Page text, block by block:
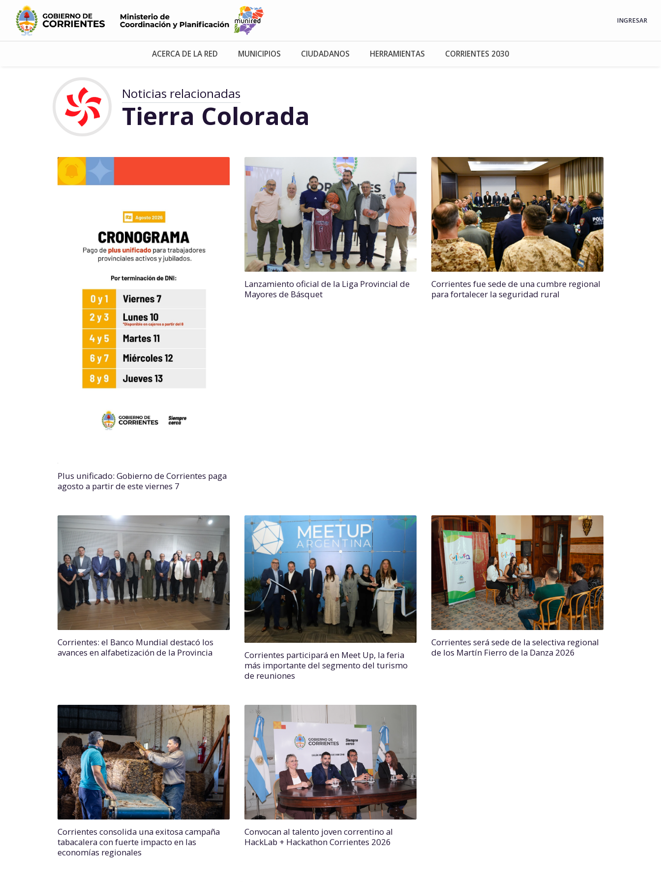
INGRESAR
ACERCA DE LA RED MUNICIPIOS CIUDADANOS HERRAMIENTAS CORRIENTES 2030
Noticias relacionadas
Tierra Colorada
Plus unificado: Gobierno de Corrientes paga
agosto a partir de este viernes 7
Lanzamiento oficial de la Liga Provincial de
Mayores de Básquet
Corrientes fue sede de una cumbre regional
para fortalecer la seguridad rural
Corrientes: el Banco Mundial destacó los
avances en alfabetización de la Provincia
Corrientes participará en Meet Up, la feria
más importante del segmento del turismo
de reuniones
Corrientes será sede de la selectiva regional
de los Martín Fierro de la Danza 2026
Corrientes consolida una exitosa campaña
tabacalera con fuerte impacto en las
economías regionales
Convocan al talento joven correntino al
HackLab + Hackathon Corrientes 2026